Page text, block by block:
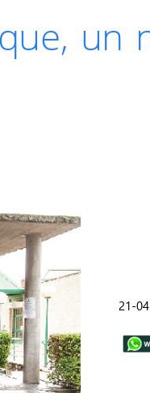
un
21-